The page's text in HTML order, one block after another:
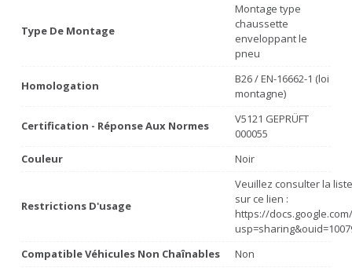
Type De Montage
Montage type
chaussette
enveloppant le
pneu
Homologation
B26 / EN-16662-1 (loi
montagne)
Certification - Réponse Aux Normes
V5121 GEPRÜFT
000055
Couleur
Noir
Restrictions D'usage
Veuillez consulter la
sur ce lien :
https://
Compatible Véhicules Non Chaînables
Non